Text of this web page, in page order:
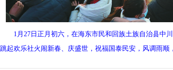
1月27日正月初六，在海东市民和回族土族自治县中
跳起欢乐社火闹新春、庆盛世，祝福国泰民安，风调雨顺